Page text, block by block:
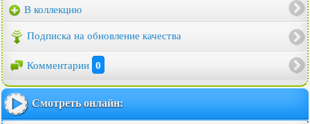
В коллекцию
Подписка на обновление качества
Комментарии 0
Смотреть онлайн: